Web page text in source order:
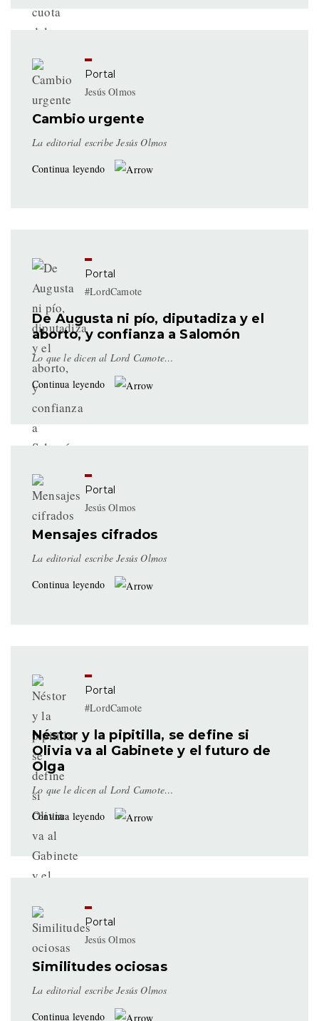
Portal
Jesús Olmos
Cambio urgente
La editorial escribe Jesús Olmos
Continua leyendo
Portal
#LordCamote
De Augusta ni pío, diputadiza y el
aborto, y confianza a Salomón
Lo que le dicen al Lord Camote…
Continua leyendo
Portal
Jesús Olmos
Mensajes cifrados
La editorial escribe Jesús Olmos
Continua leyendo
Portal
#LordCamote
Néstor y la pipitilla, se define si
Olivia va al Gabinete y el futuro de
Olga
Lo que le dicen al Lord Camote…
Continua leyendo
Portal
Jesús Olmos
Similitudes ociosas
La editorial escribe Jesús Olmos
Continua leyendo